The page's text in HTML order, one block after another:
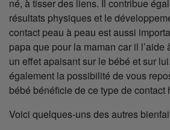
né, à tisser des liens. Il contribue
résultats physiques et le
contact peau à peau est aussi
papa que pour la maman car il l’aide
un effet apaisant sur le bébé et sur
également la possibilité de vous
bébé bénéficie de ce type de contact
Voici quelques-uns des autres